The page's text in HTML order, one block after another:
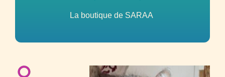
La boutique de SARAA